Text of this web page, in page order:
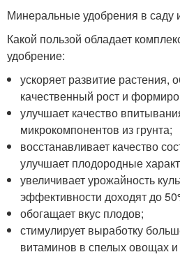
Минеральные удобрения в саду
Какой пользой обладает
удобрение:
ускоряет развитие растения,
качественный рост и
улучшает качество
микрокомпонентов из грунта;
восстанавливает качество
улучшает плодородные
увеличивает урожайность
эффективности доходят до
обогащает вкус плодов;
стимулирует выработку
витаминов в спелых овощах и